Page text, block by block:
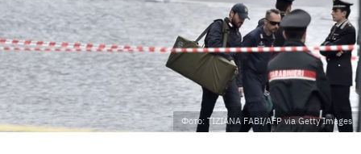
Фото: TIZIANA FABI/AFP via Getty Images